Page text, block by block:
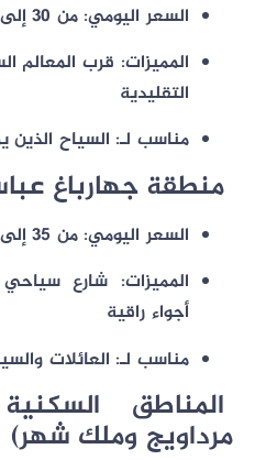
السعر اليومي:من 30 إلى 60 دولارًا
المميزات:قرب المعالم
التقليدية
مناسب لـ:السياح الذين
منطقة جهارباغ
السعر اليومي:من 35 إلى 70 دولارًا
المميزات:شارع سياحي
أجواء راقية
مناسب لـ:العائلات
المناطق
مرداويج وملك شهر)